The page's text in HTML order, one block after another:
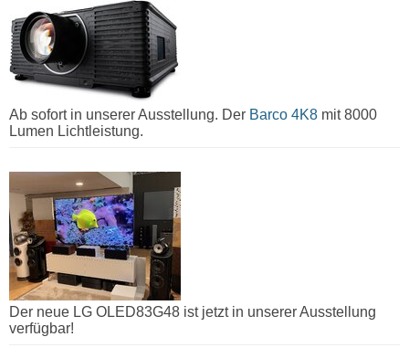
Ab sofort in unserer Ausstellung. Der Barco 4K8 mit 8000
Lumen Lichtleistung.
Der neue LG OLED83G48 ist jetzt in unserer Ausstellung
verfügbar!